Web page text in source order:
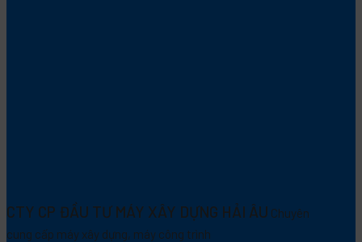
CTY CP ĐẦU TƯ MÁY XÂY DỰNG HẢI ÂU Chuyên
cung cấp máy xây dựng, máy công trình